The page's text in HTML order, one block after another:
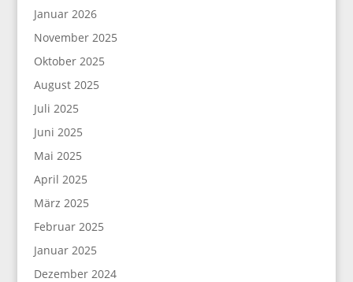
Januar 2026
November 2025
Oktober 2025
August 2025
Juli 2025
Juni 2025
Mai 2025
April 2025
März 2025
Februar 2025
Januar 2025
Dezember 2024